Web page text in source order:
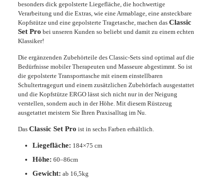
besonders dick gepolsterte Liegefläche, die hochwertige
Verarbeitung und die Extras, wie eine Armablage, eine ansteckbare
Kopfstütze und eine gepolsterte Tragetasche, machen das Classic
Set Pro bei unseren Kunden so beliebt und damit zu einem echten
Klassiker!
Die ergänzenden Zubehörteile des Classic-Sets sind optimal auf die
Bedürfnisse mobiler Therapeuten und Masseure abgestimmt. So ist
die gepolsterte Transporttasche mit einem einstellbaren
Schultertragegurt und einem zusätzlichen Zubehörfach ausgestattet
und die Kopfstütze ERGO lässt sich nicht nur in der Neigung
verstellen, sondern auch in der Höhe. Mit diesem Rüstzeug
ausgetattet meistern Sie Ihren Praxisalltag im Nu.
Das Classic Set Pro ist in sechs Farben erhältlich.
Liegefläche: 184×75 cm
Höhe: 60–86cm
Gewicht: ab 16,5kg